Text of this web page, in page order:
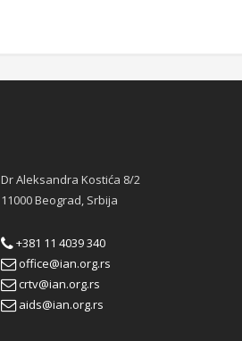
Dr Aleksandra Kostića 8/2
11000 Beograd, Srbija
+381 11 4039 340
office@ian.org.rs
crtv@ian.org.rs
aids@ian.org.rs